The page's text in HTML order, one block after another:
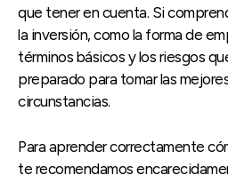
que tener en cuenta. Si
la inversión, como la forma de
términos básicos y los riesgos
preparado para tomar las
circunstancias.
Para aprender correctamente
te recomendamos